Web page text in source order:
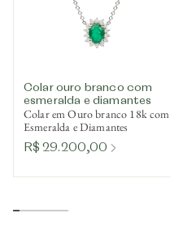
Colar ouro branco com
esmeralda e diamantes
Colar em Ouro branco 18k com
Esmeralda e Diamantes
R$ 29.200,00